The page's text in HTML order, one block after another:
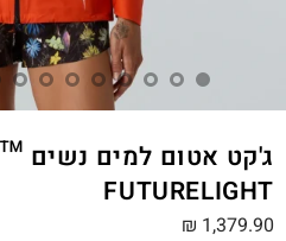
FUTURELIGHT
₪ 1,379.90